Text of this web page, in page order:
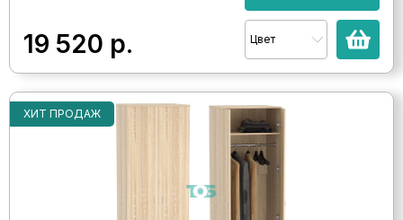
19 520 р. Цвет
ХИТ ПРОДАЖ